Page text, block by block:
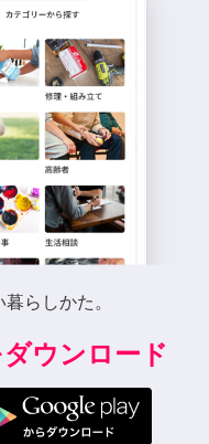
らしかた。
ウンロード